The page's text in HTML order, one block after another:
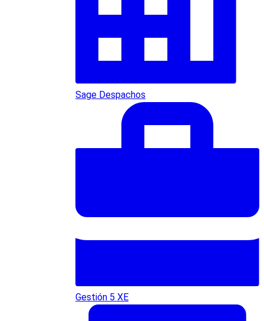
Sage Despachos
Gestión 5 XE